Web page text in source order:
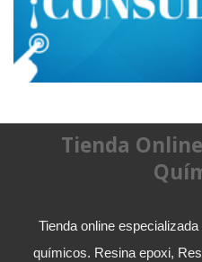
Tienda
Tienda online
químicos. Resina epoxi,